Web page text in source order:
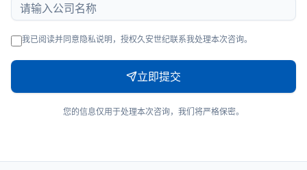
我已阅读并同意隐私说明，授权久安世纪联系我处理本次咨询。
立即提交
您的信息仅用于处理本次咨询，我们将严格保密。